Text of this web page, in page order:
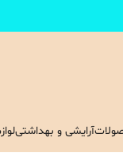
آرایشی و بهداشتی